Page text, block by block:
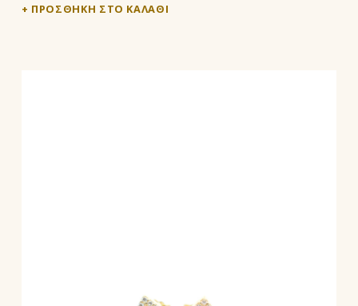
ΠΡΟΣΘΉΚΗ ΣΤΟ ΚΑΛΆΘΙ